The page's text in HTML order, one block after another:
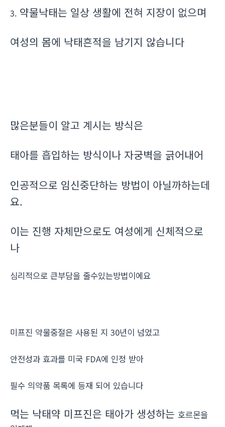
3. 약물낙태는 일상 생활에 전혀 지장이 없으며
여성의 몸에 낙태흔적을 남기지 않습니다
많은분들이 알고 계시는 방식은
태아를 흡입하는 방식이나 자궁벽을 긁어내어
인공적으로 임신중단하는 방법이 아닐까하는데
요.
이는 진행 자체만으로도 여성에게 신체적으로
나
심리적으로 큰부담을 줄수있는방법이에요
미프진 약물중절은 사용된 지 30년이 넘었고
안전성과 효과를 미국 FDA에 인정 받아
필수 의약품 목록에 등재 되어 있습니다
먹는 낙태약 미프진은 태아가 생성하는 호르몬을